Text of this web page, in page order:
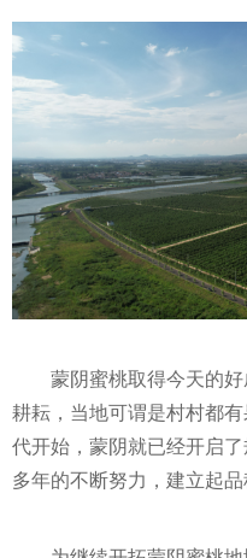
蒙阴蜜桃取得今天的
耕耘，当地可谓是村村都
代开始，蒙阴就已经开启
多年的不断努力，建立起品